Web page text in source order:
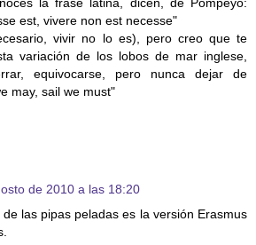
est, vivere non est necesse"
vivir no lo es), pero creo que te
variación de los lobos de mar inglese,
equivocarse, pero nunca dejar de
may, sail we must"
de 2010 a las 18:20
las pipas peladas es la versión Erasmus